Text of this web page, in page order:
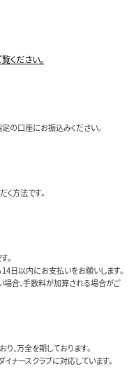
ください。
の口座にお振込みください。
方法です。
。
日以内にお支払いをお願いします。
合、手数料が加算される場合がご
、万全を期しております。
イナースクラブに対応しています。